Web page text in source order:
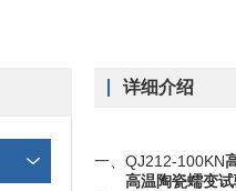
详细介绍
一、QJ212-100KN
高温陶瓷蠕变